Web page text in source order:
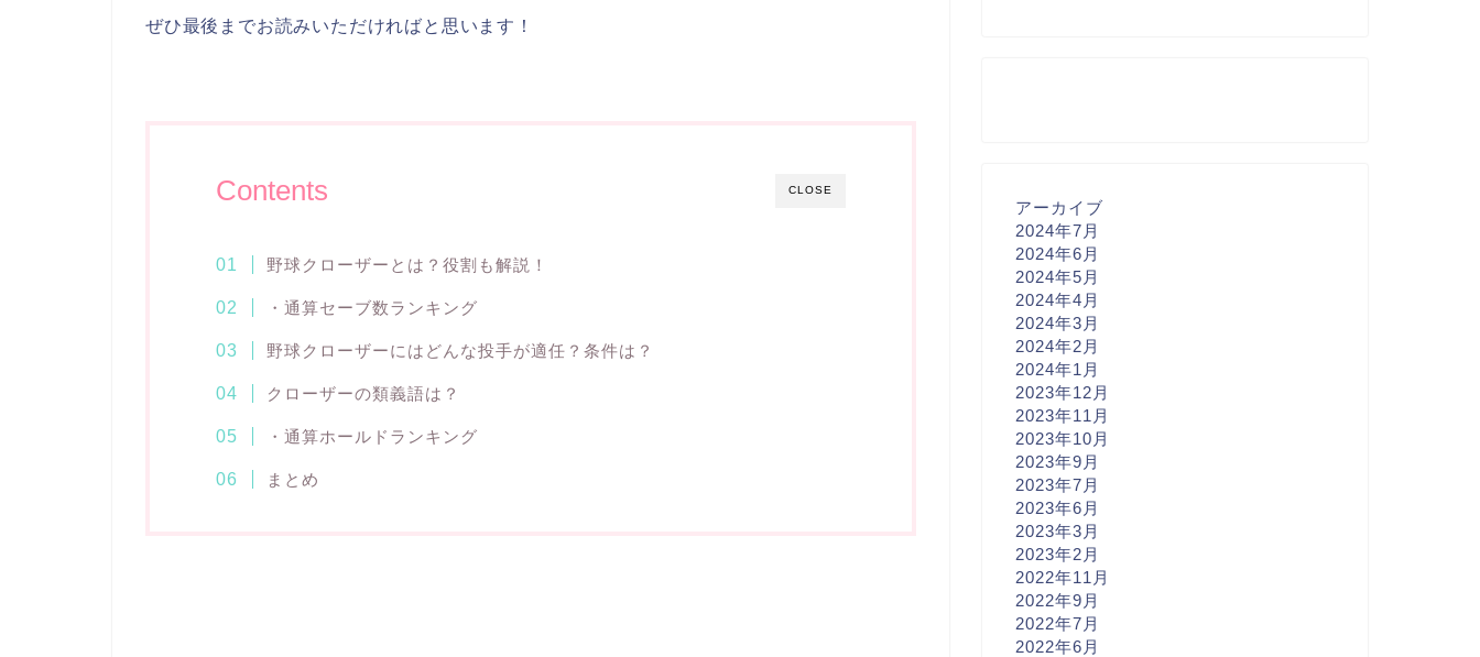
ぜひ最後までお読みいただければと思います！
CLOSE
Contents
野球クローザーとは？役割も解説！
・通算セーブ数ランキング
野球クローザーにはどんな投手が適任？条件は？
クローザーの類義語は？
・通算ホールドランキング
まとめ
アーカイブ
2024年7月
2024年6月
2024年5月
2024年4月
2024年3月
2024年2月
2024年1月
2023年12月
2023年11月
2023年10月
2023年9月
2023年7月
2023年6月
2023年3月
2023年2月
2022年11月
2022年9月
2022年7月
2022年6月